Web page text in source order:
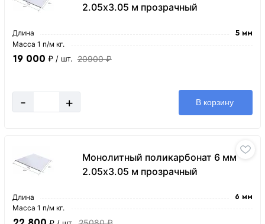
2.05х3.05 м прозрачный
Длина 5 мм
Масса 1 п/м кг.
19 000 ₽ / шт. 20900 ₽
- + В корзину
Монолитный поликарбонат 6 мм
2.05х3.05 м прозрачный
Длина 6 мм
Масса 1 п/м кг.